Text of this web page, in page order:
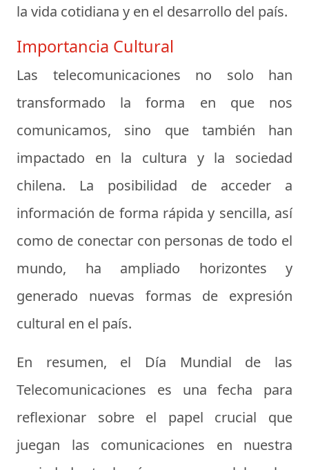
la vida cotidiana y en el desarrollo del país.
Importancia Cultural
Las telecomunicaciones no solo han
transformado la forma en que nos
comunicamos, sino que también han
impactado en la cultura y la sociedad
chilena. La posibilidad de acceder a
información de forma rápida y sencilla, así
como de conectar con personas de todo el
mundo, ha ampliado horizontes y
generado nuevas formas de expresión
cultural en el país.
En resumen, el Día Mundial de las
Telecomunicaciones es una fecha para
reflexionar sobre el papel crucial que
juegan las comunicaciones en nuestra